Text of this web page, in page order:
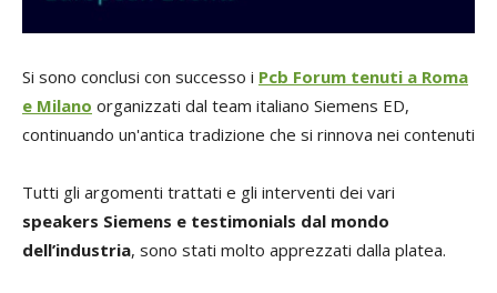
Si sono conclusi con successo i Pcb Forum tenuti a Roma
e Milano organizzati dal team italiano Siemens ED,
continuando un'antica tradizione che si rinnova nei contenuti
Tutti gli argomenti trattati e gli interventi dei vari
speakers Siemens e testimonials dal mondo
dell’industria, sono stati molto apprezzati dalla platea.